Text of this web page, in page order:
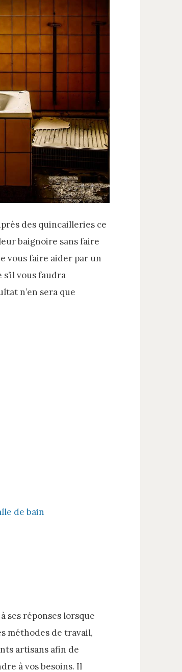
des quincailleries ce
baignoire sans faire
vous faire aider par un
vous faudra
n’en sera que
de bain
ses réponses lorsque
méthodes de travail,
artisans afin de
à vos besoins. Il